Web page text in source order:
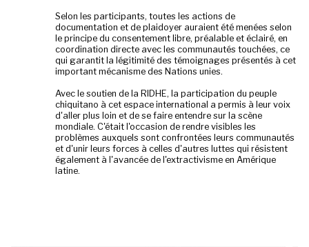
Selon les participants, toutes les actions de
documentation et de plaidoyer auraient été menées selon
le principe du consentement libre, préalable et éclairé, en
coordination directe avec les communautés touchées, ce
qui garantit la légitimité des témoignages présentés à cet
important mécanisme des Nations unies.
Avec le soutien de la RIDHE, la participation du peuple
chiquitano à cet espace international a permis à leur voix
d'aller plus loin et de se faire entendre sur la scène
mondiale. C'était l'occasion de rendre visibles les
problèmes auxquels sont confrontées leurs communautés
et d'unir leurs forces à celles d'autres luttes qui résistent
également à l'avancée de l'extractivisme en Amérique
latine.